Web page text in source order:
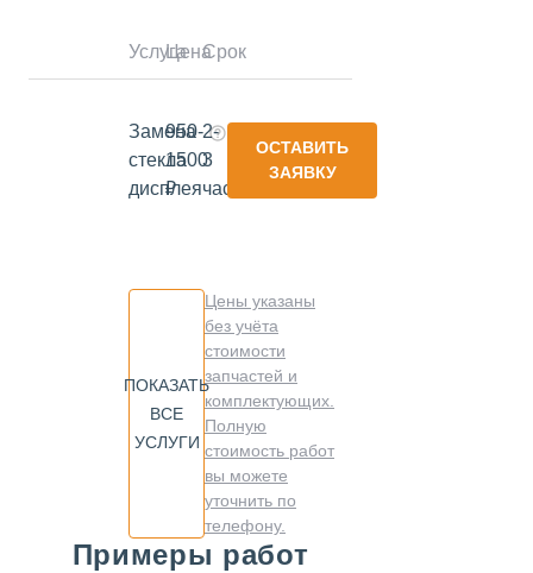
УслугаЦенаСрок
Замена
стекла
дисплея
950-
1500
₽
2-
3
часа
ОСТАВИТЬ
ЗАЯВКУ
ПОКАЗАТЬ
ВСЕ
УСЛУГИ
Цены указаны
без учёта
стоимости
запчастей и
комплектующих.
Полную
стоимость работ
вы можете
уточнить по
телефону.
Примеры работ